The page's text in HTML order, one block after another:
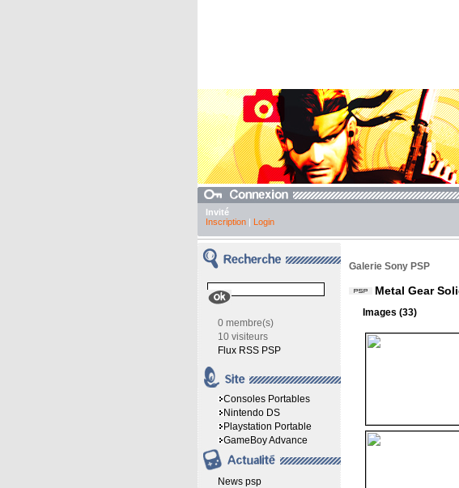
Invité
Inscription| Login
0 membre(s)
10 visiteurs
Flux RSS PSP
Consoles Portables
Nintendo DS
Playstation Portable
GameBoy Advance
News psp
Galerie Sony PSP
Metal Gear
Images (33)